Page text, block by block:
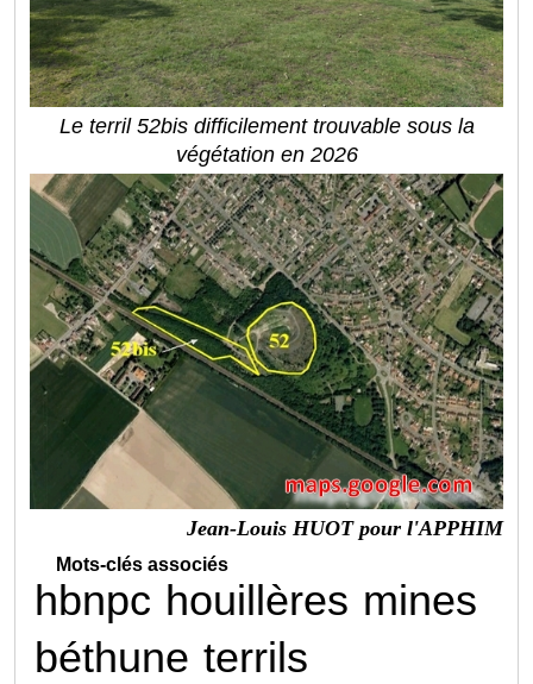
Le terril 52bis difficilement trouvable sous la
végétation en 2026
Jean-Louis HUOT pour l'APPHIM
Mots-clés associés
hbnpc houillères mines
béthune terrils